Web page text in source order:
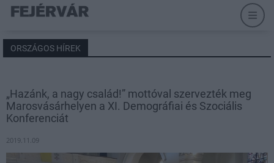
ORSZÁGOS HÍREK
„Hazánk, a nagy család!” mottóval szervezték meg
Marosvásárhelyen a XI. Demográfiai és Szociális
Konferenciát
2019.11.09